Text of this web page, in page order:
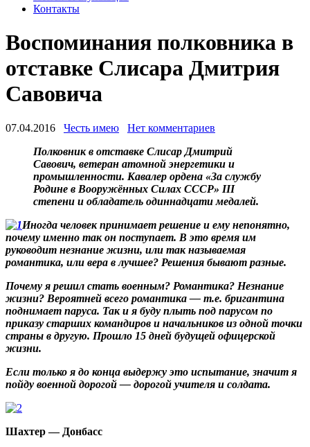
Контакты
Воспоминания полковника в
отставке Слисара Дмитрия
Савовича
07.04.2016 Честь имею
Нет комментариев
Полковник в отставке Слисар Дмитрий
Савович, ветеран атомной энергетики и
промышленности. Кавалер ордена «За службу
Родине в Вооружённых Силах СССР» III
степени и обладатель одиннадцати медалей.
Иногда человек принимает решение и ему непонятно,
почему именно так он поступает. В это время им
руководит незнание жизни, или так называемая
романтика, или вера в лучшее? Решения бывают разные.
Почему я решил стать военным? Романтика? Незнание
жизни? Вероятней всего романтика — т.е. бригантина
поднимает паруса. Так и я буду плыть под парусом по
приказу старших командиров и начальников из одной точки
страны в другую. Прошло 15 дней будущей офицерской
жизни.
Если только я до конца выдержу это испытание, значит я
пойду военной дорогой — дорогой учителя и солдата.
Шахтер — Донбасс